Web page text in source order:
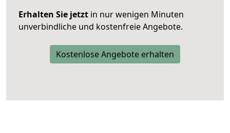
Erhalten Sie jetzt in nur wenigen Minuten
unverbindliche und kostenfreie Angebote.
Kostenlose Angebote erhalten